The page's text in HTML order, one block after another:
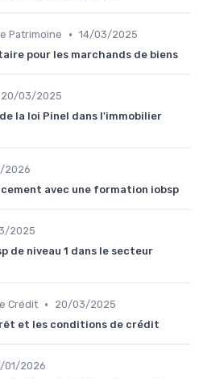
Patrimoine • 14/03/2025
pour les marchands de biens
20/03/2025
la loi Pinel dans l'immobilier
2026
avec une formation iobsp
2025
de niveau 1 dans le secteur
Crédit •
20/03/2025
et les conditions de crédit
01/2026